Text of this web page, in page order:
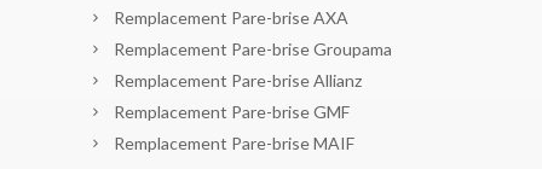
Remplacement Pare-brise AXA
Remplacement Pare-brise Groupama
Remplacement Pare-brise Allianz
Remplacement Pare-brise GMF
Remplacement Pare-brise MAIF